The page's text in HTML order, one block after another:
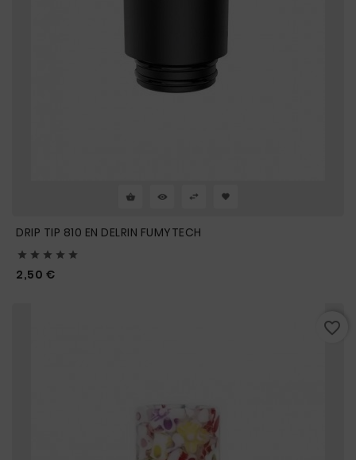
DRIP TIP 810 EN DELRIN FUMYTECH
    
2,50 €
favorite_border